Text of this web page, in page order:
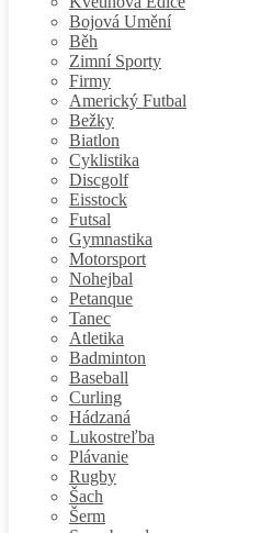
Bojová Umění
Běh
Zimní Sporty
Firmy
Americký Futbal
Bežky
Biatlon
Cyklistika
Discgolf
Eisstock
Futsal
Gymnastika
Motorsport
Nohejbal
Petanque
Tanec
Atletika
Badminton
Baseball
Curling
Hádzaná
Lukostreľba
Plávanie
Rugby
Šach
Šerm